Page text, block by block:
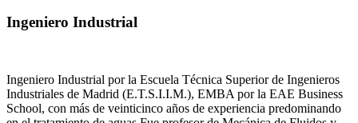
Ingeniero Industrial
Ingeniero Industrial por la Escuela Técnica Superior de Ingenieros
Industriales de Madrid (E.T.S.I.I.M.), EMBA por la EAE Business
School, con más de veinticinco años de experiencia predominando